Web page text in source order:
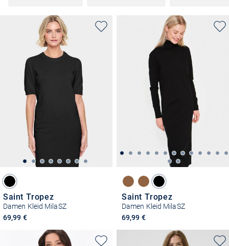
Saint Tropez
Damen Kleid MilaSZ
69,99 €
Saint Tropez
Damen Kleid MilaSZ
69,99 €